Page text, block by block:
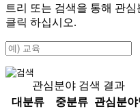
트리 또는 검색을 통해 관
클릭 하십시오.
관심분야 검색 결과
대분류
중분류
관심분야